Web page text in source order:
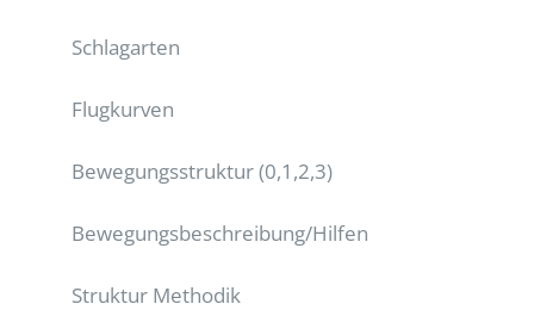
Schlagarten
Flugkurven
Bewegungsstruktur (0,1,2,3)
Bewegungsbeschreibung/Hilfen
Struktur Methodik